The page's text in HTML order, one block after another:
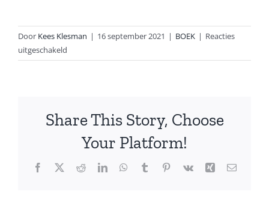
Door Kees Klesman | 16 september 2021 | BOEK | Reacties
uitgeschakeld
Ik
een
Share This Story, Choose
Your Platform!
Facebook
X RedditLinkedInWhatsApp
TumblrPinterest
Vk Xing E-